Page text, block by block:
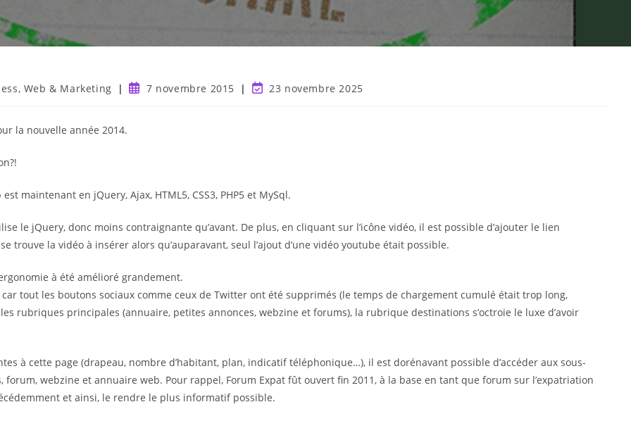
Web & Marketing 7 novembre 2015 23 novembre 2025
la nouvelle année 2014.
maintenant en jQuery, Ajax, HTML5, CSS3, PHP5 et MySql.
le jQuery, donc moins contraignante qu’avant. De plus, en cliquant sur l’icône vidéo, il est possible d’ajouter le lien
trouve la vidéo à insérer alors qu’auparavant, seul l’ajout d’une vidéo youtube était possible.
à été amélioré grandement.
tout les boutons sociaux comme ceux de Twitter ont été supprimés (le temps de chargement cumulé était trop long,
rubriques principales (annuaire, petites annonces, webzine et forums), la rubrique destinations s’octroie le luxe d’avoir
à cette page (drapeau, nombre d’habitant, plan, indicatif téléphonique…), il est dorénavant possible d’accéder aux sous-
webzine et annuaire web. Pour rappel, Forum Expat fût ouvert fin 2011, à la base en tant que forum sur l’expatriation
et ainsi, le rendre le plus informatif possible.